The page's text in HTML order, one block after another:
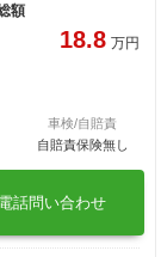
額
18.8 万円
車検/自賠責
自賠責保険無し
話問い合わせ